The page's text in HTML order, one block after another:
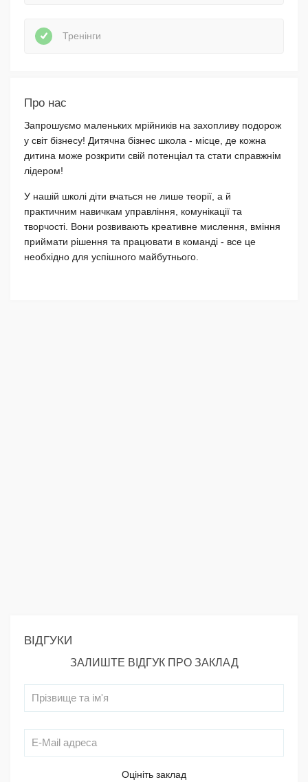
Тренінги
Про нас
Запрошуємо маленьких мрійників на захопливу подорож
у світ бізнесу! Дитячна бізнес школа - місце, де кожна
дитина може розкрити свій потенціал та стати справжнім
лідером!
У нашій школі діти вчаться не лише теорії, а й
практичним навичкам управління, комунікації та
творчості. Вони розвивають креативне мислення, вміння
приймати рішення та працювати в команді - все це
необхідно для успішного майбутнього.
ВІДГУКИ
ЗАЛИШТЕ ВІДГУК ПРО ЗАКЛАД
Оцініть заклад